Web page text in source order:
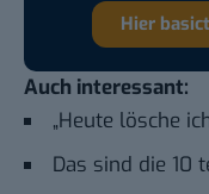
Hier
Auch interessant:
„Heute lösche
Das sind die 10